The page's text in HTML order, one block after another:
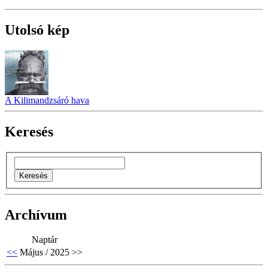
Utolsó kép
A Kilimandzsáró hava
Keresés
Archívum
Naptár
<< Május / 2025 >>